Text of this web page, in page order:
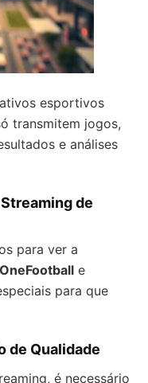
esportivos
transmitem jogos,
e análises
de
para ver a
OneFootball e
para que
de Qualidade
é necessário